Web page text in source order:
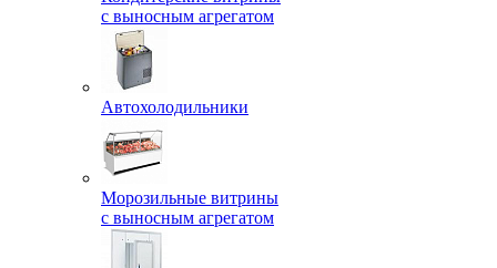
с выносным агрегатом
Автохолодильники
Морозильные витрины
с выносным агрегатом